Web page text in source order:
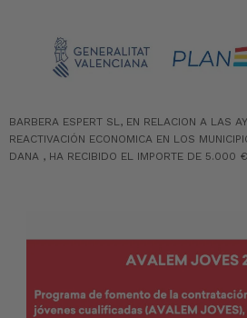
BARBERA ESPERT SL, EN RELACION A LAS
REACTIVACIÓN ECONOMICA EN LOS
DANA , HA RECIBIDO EL IMPORTE DE 5.000